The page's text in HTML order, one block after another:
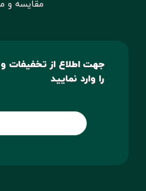
مقایسه و
جهت اطلاع از تخفیفات
را وارد نمایید